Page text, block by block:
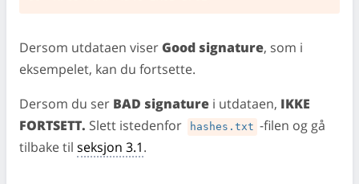
Dersom utdataen viserGood signature, som i
eksempelet, kan du fortsette.
Dersom du ser BAD signature i utdataen, IKKE
FORTSETT. Slett istedenfor hashes.txt -filen og gå
tilbake til seksjon 3.1.